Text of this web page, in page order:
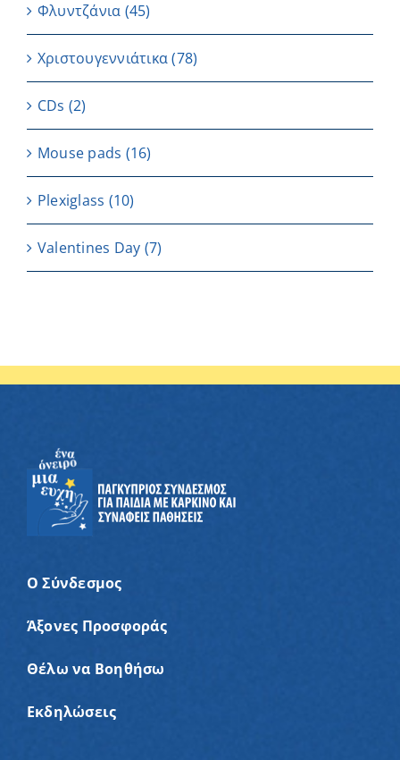
Φλυντζάνια (45)
Χριστουγεννιάτικα(78)
CDs (2)
Μouse pads (16)
Plexiglass (10)
Valentines Day (7)
Ο Σύνδεσμος
Άξονες Προσφοράς
Θέλω να Βοηθήσω
Εκδηλώσεις